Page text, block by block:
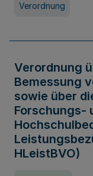
Verordnung
Verordnung
Bemessung
sowie über
Forschungs-
HLeistBVO)